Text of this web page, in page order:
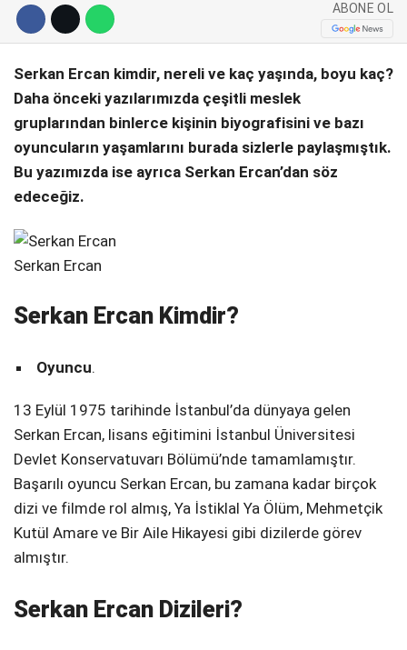
Telegram
ABONE OL
Serkan Ercan kimdir, nereli ve kaç yaşında, boyu kaç?
Daha önceki yazılarımızda çeşitli meslek
gruplarından binlerce kişinin biyografisini ve bazı
oyuncuların yaşamlarını burada sizlerle paylaşmıştık.
Bu yazımızda ise ayrıca Serkan Ercan’dan söz
edeceğiz.
Serkan Ercan
Serkan Ercan Kimdir?
Oyuncu.
13 Eylül 1975 tarihinde İstanbul’da dünyaya gelen
Serkan Ercan, lisans eğitimini İstanbul Üniversitesi
Devlet Konservatuvarı Bölümü’nde tamamlamıştır.
Başarılı oyuncu Serkan Ercan, bu zamana kadar birçok
dizi ve filmde rol almış, Ya İstiklal Ya Ölüm, Mehmetçik
Kutül Amare ve Bir Aile Hikayesi gibi dizilerde görev
almıştır.
Serkan Ercan Dizileri?